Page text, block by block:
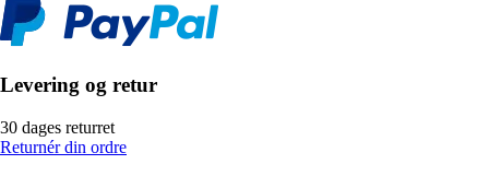
Levering og retur
30 dages returret
Returnér din ordre